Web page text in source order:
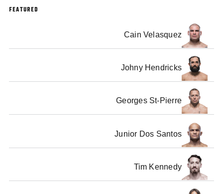
FEATURED
Cain Velasquez
Johny Hendricks
Georges St-Pierre
Junior Dos Santos
Tim Kennedy